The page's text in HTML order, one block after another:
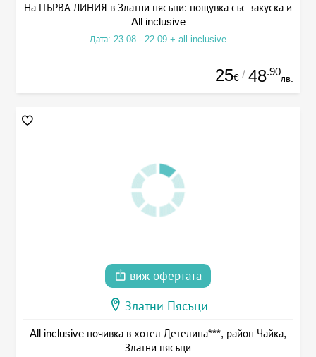
На ПЪРВА ЛИНИЯ в Златни пясъци: нощувка със закуска и
All inclusive
Дата: 23.08 - 22.09 + all inclusive
25€ / 48.90
лв.
виж офертата
Златни Пясъци
All inclusive почивка в хотел Детелина***, район Чайка,
Златни пясъци